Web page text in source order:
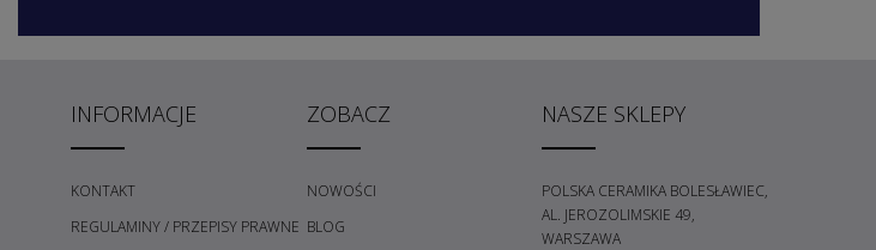
INFORMACJE
KONTAKT
REGULAMINY / PRZEPISY PRAWNE
ZOBACZ
NOWOŚCI
BLOG
NASZE SKLEPY
POLSKA CERAMIKA BOLESŁAWIEC,
AL. JEROZOLIMSKIE 49,
WARSZAWA